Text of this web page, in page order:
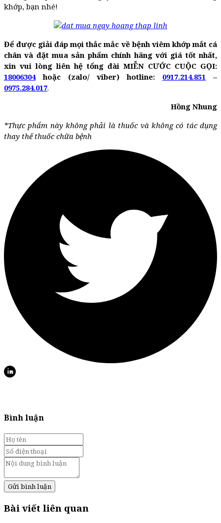
khớp, bạn nhé!
Để được giải đáp mọi thắc mắc về bệnh viêm khớp mắt cá
chân và đặt mua sản phẩm chính hãng với giá tốt nhất,
xin vui lòng liên hệ tổng đài MIỄN CƯỚC CUỘC GỌI:
18006304hoặc (zalo/ viber) hotline: 0917.214.851 –
0975.284.017.
Hồng Nhung
*Thực phẩm này không phải là thuốc và không có tác dụng
thay thế thuốc chữa bệnh
Bình luận
Gửi bình luận
Bài viết liên quan